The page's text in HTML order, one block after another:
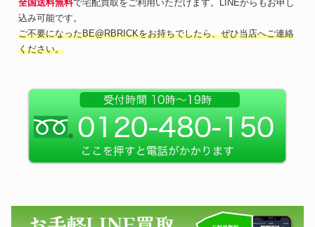
全国送料無料で宅配買取をご利用いただけます。LINEからもお申し
込み可能です。
ご不要になったBE@RBRICKをお持ちでしたら、ぜひ当店へご連絡
ください。